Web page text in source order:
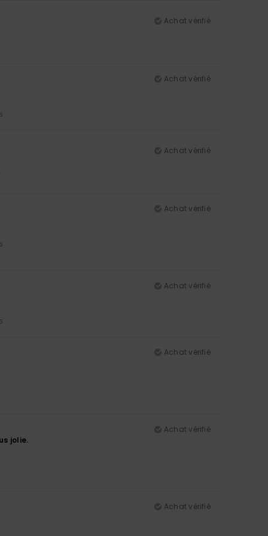
Achat vérifié
Achat vérifié
Achat vérifié
Achat vérifié
Achat vérifié
Achat vérifié
Achat vérifié
jolie.
Achat vérifié